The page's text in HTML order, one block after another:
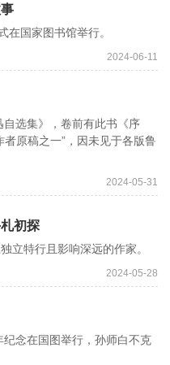
国家图书馆举行。
2024-06-11
选集》，卷前有此书《序
原稿之一”，因未见于各版鲁
2024-05-31
初探
特行且影响深远的作家。
2024-05-28
念在国图举行，孙师白不克